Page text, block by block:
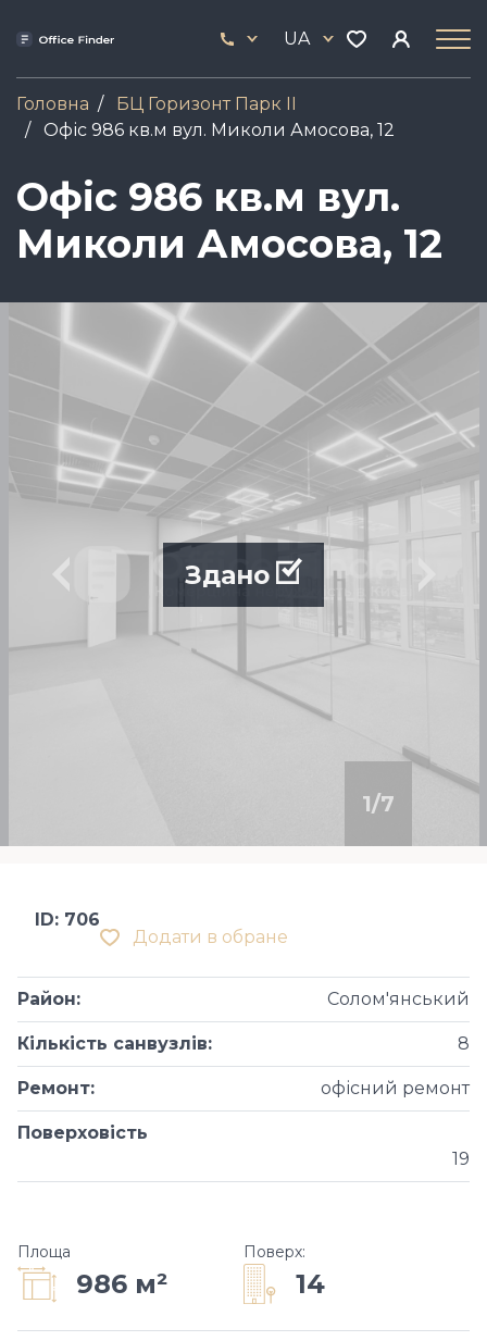
17
UA
Головна
БЦ Горизонт Парк ІІ
Офіс 986 кв.м вул. Миколи Амосова, 12
Офіс 986 кв.м вул.
Миколи Амосова, 12
Зображення
1/7
Здано
Додати в обране
ID: 706
Район: Солом'янський
Кількість санвузлів: 8
Ремонт: офісний ремонт
Поверховість
19
Площа
986 м²
Поверх:
14